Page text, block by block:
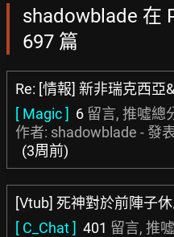
shadowblade 在
697 篇
Re: [情報] 新非瑞克西亞
[ Magic ] 6 留言, 推噓總
作者: shadowblade - 發
(3周前)
[Vtub] 死神對於前陣子
[ C_Chat ] 401 留言, 推